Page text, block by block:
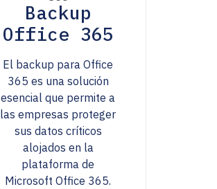
Backup
Office 365
El backup para Office
365 es una solución
esencial que permite a
las empresas proteger
sus datos críticos
alojados en la
plataforma de
Microsoft Office 365.